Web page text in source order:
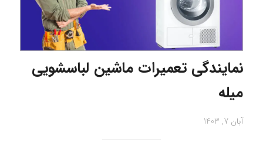
نمایندگی تعمیرات ماشین لباسشویی
میله
آبان 7, 1403